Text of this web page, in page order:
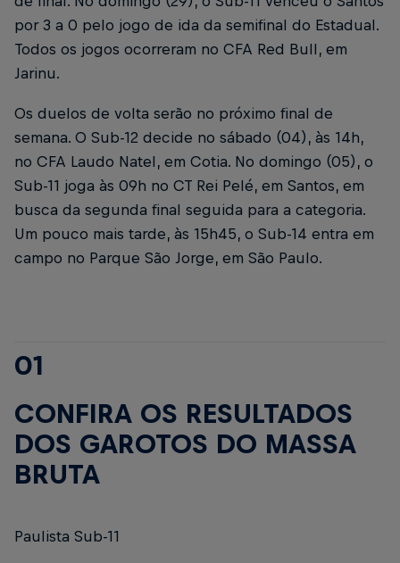
por 3 a 0 pelo jogo de ida da semifinal do Estadual.
Todos os jogos ocorreram no CFA Red Bull, em
Jarinu.
Os duelos de volta serão no próximo final de
semana. O Sub-12 decide no sábado (04), às 14h,
no CFA Laudo Natel, em Cotia. No domingo (05), o
Sub-11 joga às 09h no CT Rei Pelé, em Santos, em
busca da segunda final seguida para a categoria.
Um pouco mais tarde, às 15h45, o Sub-14 entra em
campo no Parque São Jorge, em São Paulo.
01
CONFIRA OS RESULTADOS
DOS GAROTOS DO MASSA
BRUTA
Paulista Sub-11